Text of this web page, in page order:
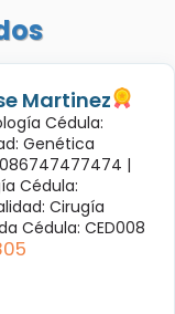
Martinez
Cédula:
Genética
|
Cédula:
Cirugía
Cédula: CED008